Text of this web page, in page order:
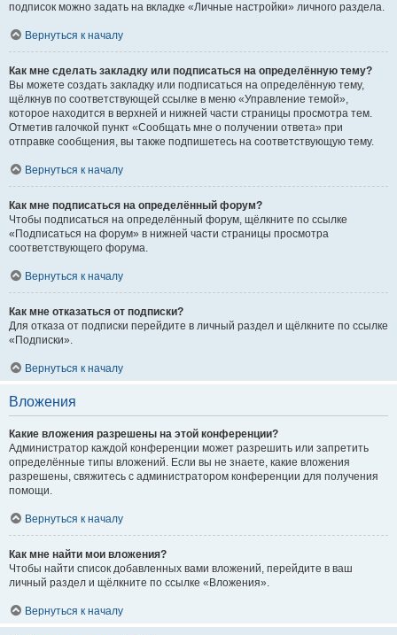
подписок можно задать на вкладке «Личные настройки» личного раздела.
Вернуться к началу
Как мне сделать закладку или подписаться на определённую тему?
Вы можете создать закладку или подписаться на определённую тему,
щёлкнув по соответствующей ссылке в меню «Управление темой»,
которое находится в верхней и нижней части страницы просмотра тем.
Отметив галочкой пункт «Сообщать мне о получении ответа» при
отправке сообщения, вы также подпишетесь на соответствующую тему.
Вернуться к началу
Как мне подписаться на определённый форум?
Чтобы подписаться на определённый форум, щёлкните по ссылке
«Подписаться на форум» в нижней части страницы просмотра
соответствующего форума.
Вернуться к началу
Как мне отказаться от подписки?
Для отказа от подписки перейдите в личный раздел и щёлкните по ссылке
«Подписки».
Вернуться к началу
Вложения
Какие вложения разрешены на этой конференции?
Администратор каждой конференции может разрешить или запретить
определённые типы вложений. Если вы не знаете, какие вложения
разрешены, свяжитесь с администратором конференции для получения
помощи.
Вернуться к началу
Как мне найти мои вложения?
Чтобы найти список добавленных вами вложений, перейдите в ваш
личный раздел и щёлкните по ссылке «Вложения».
Вернуться к началу